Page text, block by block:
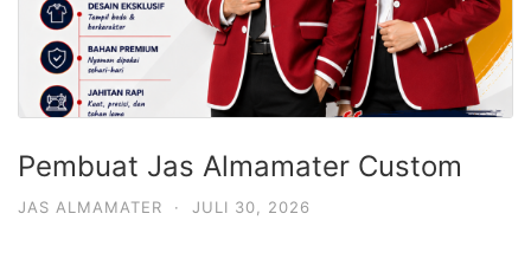
Pembuat Jas Almamater Custom
JAS ALMAMATER · JULI 30, 2026